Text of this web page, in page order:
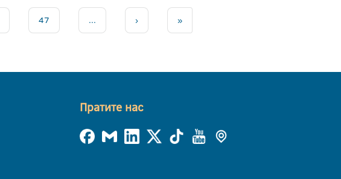
47 ... › »
Пратите нас